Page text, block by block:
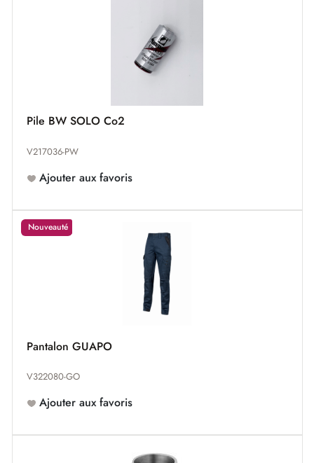
Pile BW SOLO Co2
V217036-PW
Ajouter aux favoris
Nouveauté
Pantalon GUAPO
V322080-GO
Ajouter aux favoris